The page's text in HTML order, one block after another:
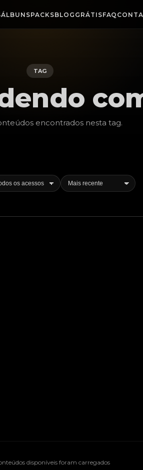
ÁLBUNSPACKSBLOG GRÁTISFAQ
TAG
encontrados nesta tag.
disponíveis foram carregados